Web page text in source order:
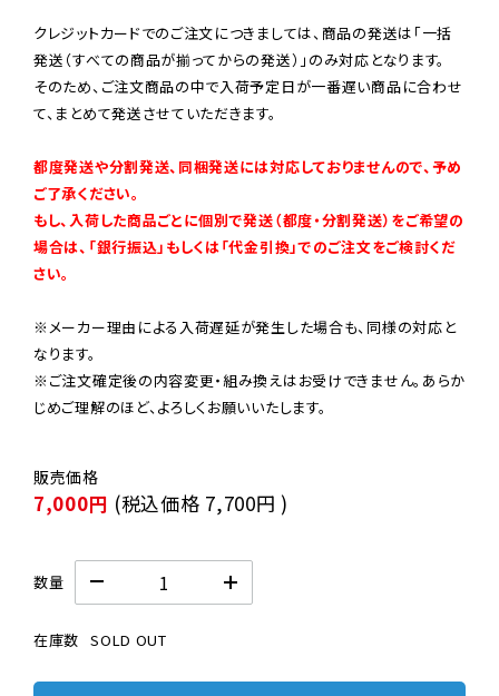
クレジットカードでのご注文につきましては、商品の発送は「一括
発送（すべての商品が揃ってからの発送）」のみ対応となります。
そのため、ご注文商品の中で入荷予定日が一番遅い商品に合わせ
て、まとめて発送させていただきます。
都度発送や分割発送、同梱発送には対応しておりませんので、予め
ご了承ください。
もし、入荷した商品ごとに個別で発送（都度・分割発送）をご希望の
場合は、「銀行振込」もしくは「代金引換」でのご注文をご検討くだ
さい。
※メーカー理由による入荷遅延が発生した場合も、同様の対応と
なります。
※ご注文確定後の内容変更・組み換えはお受けできません。あらか
じめご理解のほど、よろしくお願いいたします。
7,000円 (税込価格 7,700円 )
数量
在庫数 SOLD OUT